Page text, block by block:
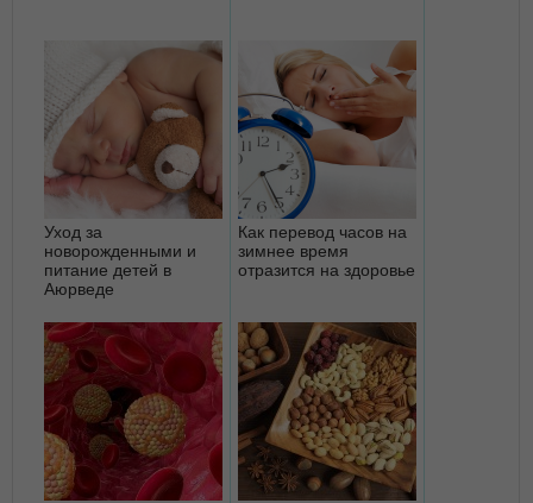
Уход за
новорожденными и
питание детей в
Аюрведе
Как перевод часов на
зимнее время
отразится на здоровье